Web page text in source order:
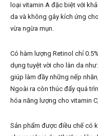
loại vitamin A đặc biệt với
da và không gây kích ứng
vừa ngừa mụn.
Có hàm lượng Retinol chỉ
dụng tuyệt vời cho làn da
giúp làm đầy những nếp
Ngoài ra còn thúc đẩy quá
hóa năng lượng cho vitamin
Sản phẩm được điều chế có